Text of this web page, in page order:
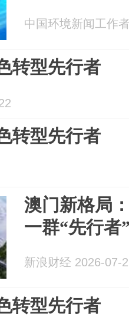
中国环境新闻工作
转型先行者
转型先行者
澳门新格局
一群“先行者
新浪财经 2026-07-
转型先行者